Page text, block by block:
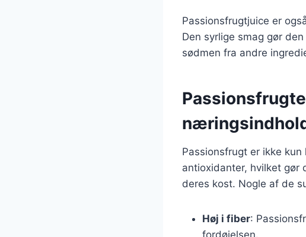
Passionsfrugtjuice er
Den syrlige smag gør
sødmen fra andre
Passionsfrugt er ikke
antioxidanter, hvilket gør
deres kost. Nogle af de
Høj i fiber:
fordøjelsen.